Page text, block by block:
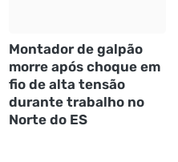
Montador de galpão
morre após choque em
fio de alta tensão
durante trabalho no
Norte do ES